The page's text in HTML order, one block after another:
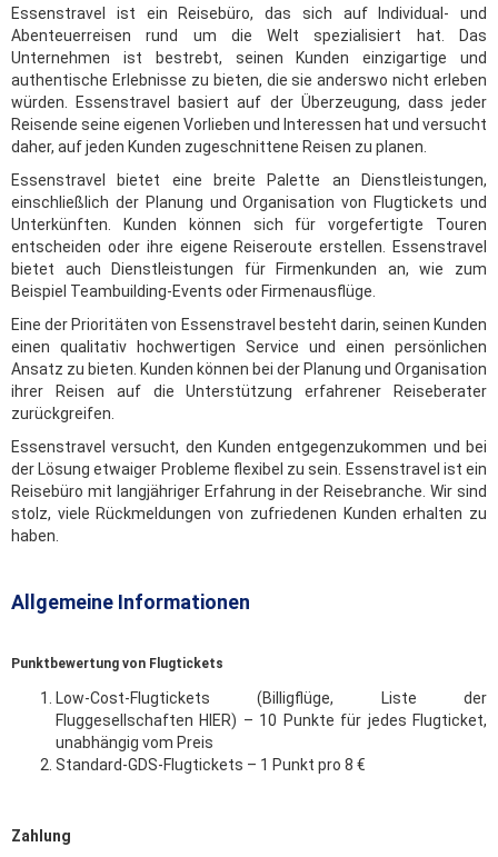
Essenstravel ist ein Reisebüro, das sich auf Individual- und
Abenteuerreisen rund um die Welt spezialisiert hat. Das
Unternehmen ist bestrebt, seinen Kunden einzigartige und
authentische Erlebnisse zu bieten, die sie anderswo nicht erleben
würden. Essenstravel basiert auf der Überzeugung, dass jeder
Reisende seine eigenen Vorlieben und Interessen hat und versucht
daher, auf jeden Kunden zugeschnittene Reisen zu planen.
Essenstravel bietet eine breite Palette an Dienstleistungen,
einschließlich der Planung und Organisation von Flugtickets und
Unterkünften. Kunden können sich für vorgefertigte Touren
entscheiden oder ihre eigene Reiseroute erstellen. Essenstravel
bietet auch Dienstleistungen für Firmenkunden an, wie zum
Beispiel Teambuilding-Events oder Firmenausflüge.
Eine der Prioritäten von Essenstravel besteht darin, seinen Kunden
einen qualitativ hochwertigen Service und einen persönlichen
Ansatz zu bieten. Kunden können bei der Planung und Organisation
ihrer Reisen auf die Unterstützung erfahrener Reiseberater
zurückgreifen.
Essenstravel versucht, den Kunden entgegenzukommen und bei
der Lösung etwaiger Probleme flexibel zu sein. Essenstravel ist ein
Reisebüro mit langjähriger Erfahrung in der Reisebranche. Wir sind
stolz, viele Rückmeldungen von zufriedenen Kunden erhalten zu
haben.
Allgemeine Informationen
Punktbewertung von Flugtickets
Low-Cost-Flugtickets (Billigflüge, Liste der
Fluggesellschaften HIER) – 10 Punkte für jedes Flugticket,
unabhängig vom Preis
Standard-GDS-Flugtickets – 1 Punkt pro 8 €
Zahlung